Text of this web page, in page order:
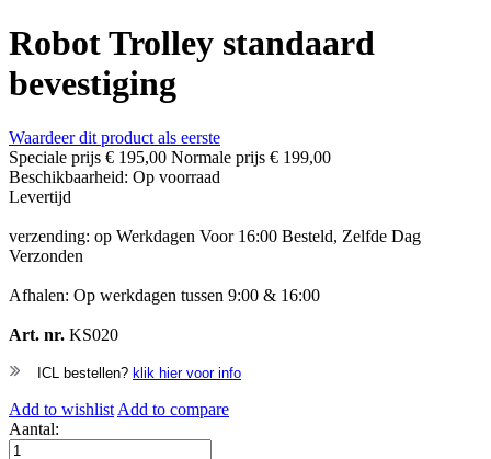
Robot Trolley standaard
bevestiging
Waardeer dit product als eerste
Speciale prijs € 195,00 Normale prijs € 199,00
Beschikbaarheid: Op voorraad
Levertijd
verzending: op Werkdagen Voor 16:00 Besteld, Zelfde Dag
Verzonden
Afhalen: Op werkdagen tussen 9:00 & 16:00
Art. nr. KS020
ICL bestellen? klik hier voor info
Add to wishlist Add to compare
Aantal: